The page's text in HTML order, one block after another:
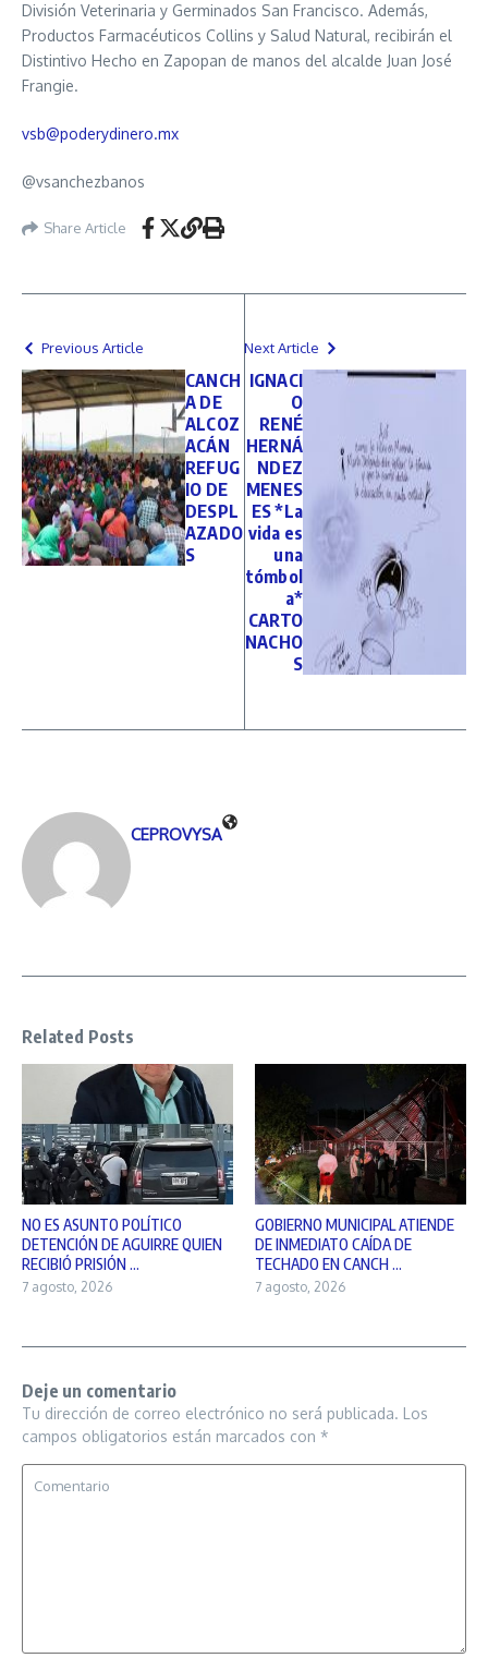
División Veterinaria y Germinados San Francisco. Además,
Productos Farmacéuticos Collins y Salud Natural, recibirán el
Distintivo Hecho en Zapopan de manos del alcalde Juan José
Frangie.
vsb@poderydinero.mx
@vsanchezbanos
Share Article
Previous Article
CANCH
A DE
ALCOZ
ACÁN
REFUG
IO DE
DESPL
AZADO
S
Next Article
IGNACI
O
RENÉ
HERNÁ
NDEZ
MENES
ES *La
vida es
una
tómbol
a*
CARTO
NACHO
S
CEPROVYSA
Related Posts
NO ES ASUNTO POLÍTICO
DETENCIÓN DE AGUIRRE QUIEN
RECIBIÓ PRISIÓN ...
7 agosto, 2026
GOBIERNO MUNICIPAL ATIENDE
DE INMEDIATO CAÍDA DE
TECHADO EN CANCH ...
7 agosto, 2026
Deje un comentario
Tu dirección de correo electrónico no será publicada. Los
campos obligatorios están marcados con *